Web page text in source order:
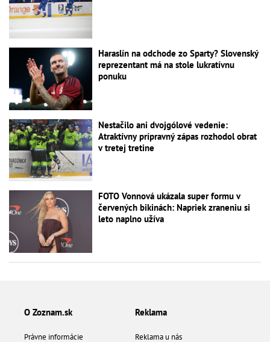
Haraslín na odchode zo Sparty? Slovenský
reprezentant má na stole lukratívnu
ponuku
Nestačilo ani dvojgólové vedenie:
Atraktívny prípravný zápas rozhodol obrat
v tretej tretine
FOTO Vonnová ukázala super formu v
červených bikinách: Napriek zraneniu si
leto naplno užíva
O Zoznam.sk
Právne informácie
Reklama
Reklama u nás